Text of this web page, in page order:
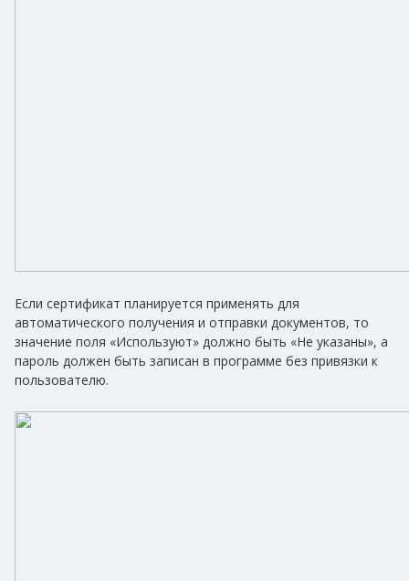
Если сертификат планируется применять для
автоматического получения и отправки документов, то
значение поля «Используют» должно быть «Не указаны», а
пароль должен быть записан в программе без привязки к
пользователю.